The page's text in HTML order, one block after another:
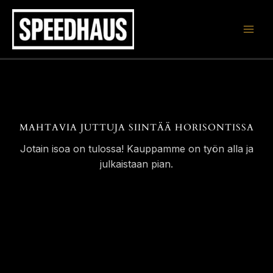
Siirry
sisältöön
MAHTAVIA JUTTUJA SIINTÄÄ HORISONTISSA
Jotain isoa on tulossa! Kauppamme on työn alla ja
julkaistaan pian.